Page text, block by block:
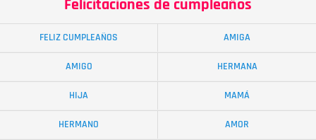
Felicitaciones de cumpleaños
FELIZ CUMPLEAÑOS AMIGA
AMIGO HERMANA
HIJA MAMÁ
HERMANO AMOR